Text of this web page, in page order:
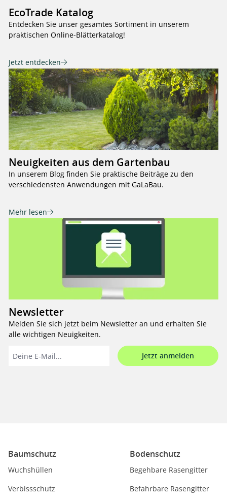
EcoTrade Katalog
Entdecken Sie unser gesamtes Sortiment in unserem
praktischen Online-Blätterkatalog!
Jetzt entdecken
Neuigkeiten aus dem Gartenbau
In unserem Blog finden Sie praktische Beiträge zu den
verschiedensten Anwendungen mit GaLaBau.
Mehr lesen
Newsletter
Melden Sie sich jetzt beim Newsletter an und erhalten Sie
alle wichtigen Neuigkeiten.
Jetzt anmelden
Baumschutz
Wuchshüllen
Verbissschutz
Bodenschutz
Begehbare Rasengitter
Befahrbare Rasengitter